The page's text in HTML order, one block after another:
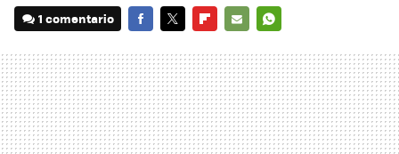
1 comentario
MAIL